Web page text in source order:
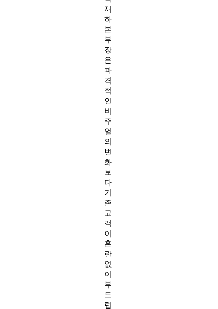
재
하
본
부
장
은
파
격
적
인
비
주
얼
의
변
화
보
다
기
존
고
객
이
혼
란
없
이
부
드
럽